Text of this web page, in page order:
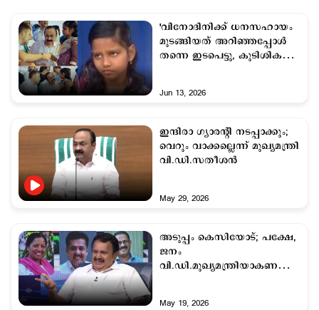
'വിനോദിനിക്ക് ധനസഹായം
മുടങ്ങിയത് അറിഞ്ഞപ്പോള്‍
തന്നെ ഇടപെട്ടു, കുടിശിക
Jun 13, 2026
ഇന്ദിരാ ഗ്യാരന്‍റി നടപ്പാക്കും;
വെറും വാക്കല്ലെന്ന് മുഖ്യമന്ത്രി
വി.ഡി.സതീശന്‍
May 29, 2026
അടുപ്പം കെസിയോട്; പക്ഷേ,
ജനം
വി.ഡി.മുഖ്യമന്ത്രിയാകണമെന്ന്
May 19, 2026